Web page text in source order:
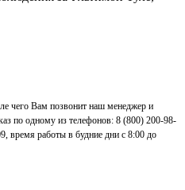
чего Вам позвонит наш менеджер и
по одному из телефонов: 8 (800) 200-98-
время работы в будние дни с 8:00 до